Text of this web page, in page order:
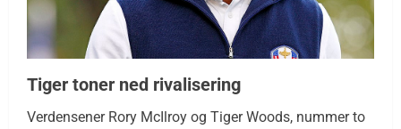
Tiger toner ned rivalisering
Verdensener Rory McIlroy og Tiger Woods, nummer to